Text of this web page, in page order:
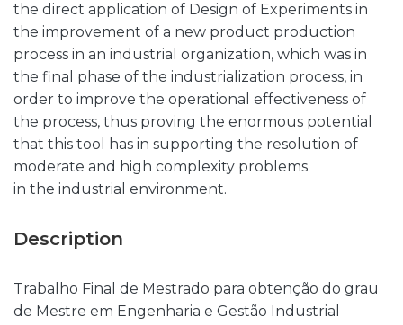
the direct application of Design of Experiments in
the improvement of a new product production
process in an industrial organization, which was in
the final phase of the industrialization process, in
order to improve the operational effectiveness of
the process, thus proving the enormous potential
that this tool has in supporting the resolution of
moderate and high complexity problems
in the industrial environment.
Description
Trabalho Final de Mestrado para obtenção do grau
de Mestre em Engenharia e Gestão Industrial